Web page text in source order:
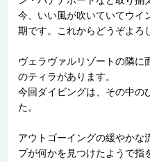
今、いい風が吹いていてウイ
期です。これからどうぞよろ
ヴェラヴァルリゾートの隣に
のティラがあります。
今回ダイビングは、その中の
た。
アウトゴーイングの緩やかな
プが何かを見つけたようで指